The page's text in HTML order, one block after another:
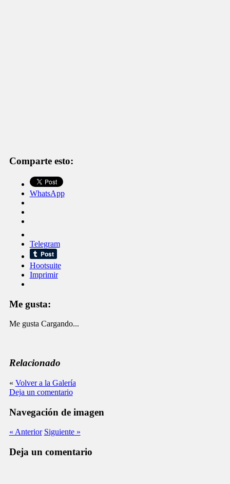
Comparte esto:
WhatsApp
Telegram
Hootsuite
Imprimir
Me gusta:
Me gusta Cargando...
Relacionado
« Volver a la Galería
Deja un comentario
Navegación de imagen
« Anterior Siguiente »
Deja un comentario